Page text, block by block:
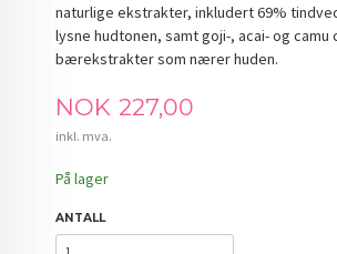
naturlige ekstrakter, inkludert 69%
lysne hudtonen, samt goji-, acai- og camu
bærekstrakter som nærer huden.
Pris
NOK 227,00
inkl. mva.
På lager
ANTALL